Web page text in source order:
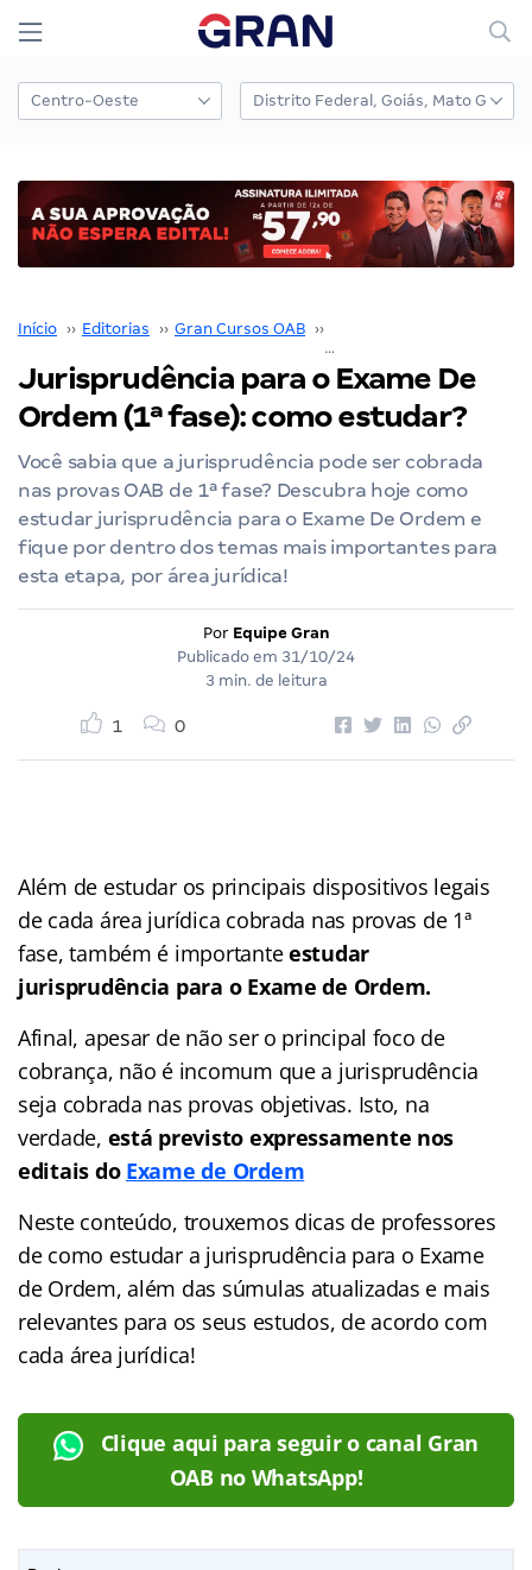
Início ›› Editorias ›› Gran Cursos OAB ››
Jurisprudência para o Exame De
Ordem (1ª fase): como estudar?
Você sabia que a jurisprudência pode ser cobrada
nas provas OAB de 1ª fase? Descubra hoje como
estudar jurisprudência para o Exame De Ordem e
fique por dentro dos temas mais importantes para
esta etapa, por área jurídica!
Por Equipe Gran
Publicado em 31/10/24
3 min. de leitura
1 0
Além de estudar os principais dispositivos legais
de cada área jurídica cobrada nas provas de 1ª
fase, também é importanteestudar
jurisprudência para o Exame de Ordem.
Afinal, apesar de não ser o principal foco de
cobrança, não é incomum que a jurisprudência
seja cobrada nas provas objetivas. Isto, na
verdade, está previsto expressamente nos
editais do Exame de Ordem
Neste conteúdo, trouxemos dicas de professores
de como estudar a jurisprudência para o Exame
de Ordem, além das súmulas atualizadas e mais
relevantes para os seus estudos, de acordo com
cada área jurídica!
Clique aqui para seguir o canal Gran
OAB no WhatsApp!